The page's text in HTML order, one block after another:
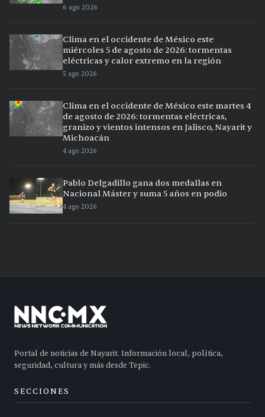
6 ago 2026
Clima en el occidente de México este
miércoles 5 de agosto de 2026: tormentas
eléctricas y calor extremo en la región
5 ago 2026
Clima en el occidente de México este martes 4
de agosto de 2026: tormentas eléctricas,
granizo y vientos intensos en Jalisco, Nayarit y
Michoacán
4 ago 2026
Pablo Delgadillo gana dos medallas en
Nacional Máster y suma 5 años en podio
4 ago 2026
Portal de noticias de Nayarit. Información local, política,
seguridad, cultura y más desde Tepic.
SECCIONES